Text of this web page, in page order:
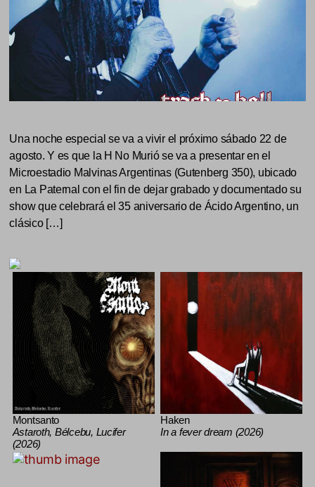
Una noche especial se va a vivir el próximo sábado 22 de
agosto. Y es que la H No Murió se va a presentar en el
Microestadio Malvinas Argentinas (Gutenberg 350), ubicado
en La Paternal con el fin de dejar grabado y documentado su
show que celebrará el 35 aniversario de Ácido Argentino, un
clásico […]
Montsanto
Astaroth, Bélcebu, Lucifer
(2026)
Haken
In a fever dream (2026)